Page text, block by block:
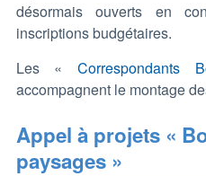
désormais ouverts en
inscriptions budgétaires.
Les « Correspondants
accompagnent le montage
Appel à projets «
paysages »